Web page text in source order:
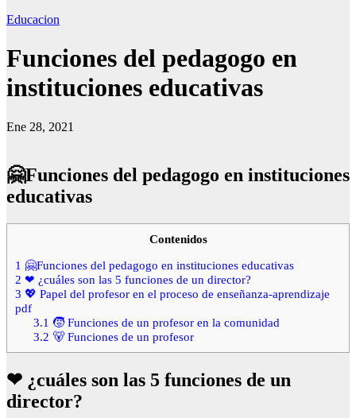
Educacion
Funciones del pedagogo en
instituciones educativas
Ene 28, 2021
🤗Funciones del pedagogo en instituciones
educativas
Contenidos
1 🤗Funciones del pedagogo en instituciones educativas
2 ❤ ¿cuáles son las 5 funciones de un director?
3 💖 Papel del profesor en el proceso de enseñanza-aprendizaje
pdf
3.1 🧒 Funciones de un profesor en la comunidad
3.2 🐻 Funciones de un profesor
❤ ¿cuáles son las 5 funciones de un
director?